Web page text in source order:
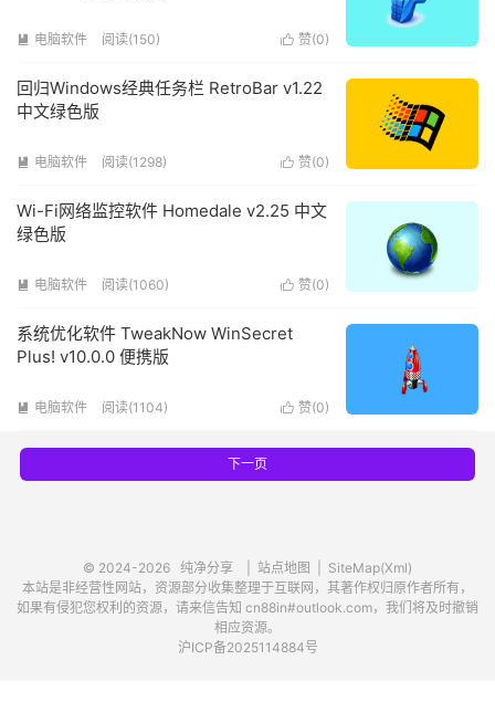
 赞(0)
 电脑软件 阅读(150)
回归Windows经典任务栏 RetroBar v1.22
中文绿色版
 赞(0)
 电脑软件 阅读(1298)
Wi-Fi网络监控软件 Homedale v2.25 中文
绿色版
 赞(0)
 电脑软件 阅读(1060)
系统优化软件 TweakNow WinSecret
Plus! v10.0.0 便携版
 赞(0)
 电脑软件 阅读(1104)
下一页
© 2024-2026 纯净分享 站点地图
SiteMap(Xml)
本站是非经营性网站，资源部分收集整理于互联网，其著作权归原作者所有，
如果有侵犯您权利的资源，请来信告知 cn88in#outlook.com，我们将及时撤销
相应资源。
沪ICP备2025114884号